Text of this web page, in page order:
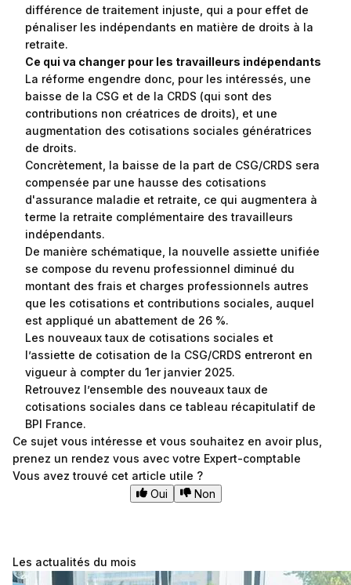
différence de traitement injuste, qui a pour effet de
pénaliser les indépendants en matière de droits à la
retraite.
Ce qui va changer pour les travailleurs indépendants
La réforme engendre donc, pour les intéressés, une
baisse de la CSG et de la CRDS (qui sont des
contributions non créatrices de droits), et une
augmentation des cotisations sociales génératrices
de droits.
Concrètement, la baisse de la part de CSG/CRDS sera
compensée par une hausse des cotisations
d'assurance maladie et retraite, ce qui augmentera à
terme la retraite complémentaire des travailleurs
indépendants.
De manière schématique, la nouvelle assiette unifiée
se compose du revenu professionnel diminué du
montant des frais et charges professionnels autres
que les cotisations et contributions sociales, auquel
est appliqué un abattement de 26 %.
Les nouveaux taux de cotisations sociales et
l’assiette de cotisation de la CSG/CRDS entreront en
vigueur à compter du 1er janvier 2025.
Retrouvez l’ensemble des nouveaux taux de
cotisations sociales dans ce tableau récapitulatif de
BPI France.
Ce sujet vous intéresse et vous souhaitez en avoir plus,
prenez un rendez vous avec votre Expert-comptable
Vous avez trouvé cet article utile ?
Oui
Non
Les actualités du mois